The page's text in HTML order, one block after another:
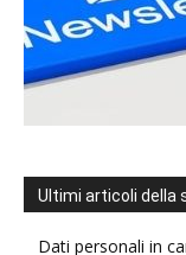
Ultimi articoli della
Dati personali in